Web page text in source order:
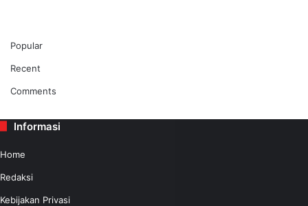
Popular
Recent
Comments
Informasi
Home
Redaksi
Kebijakan Privasi